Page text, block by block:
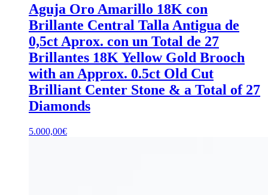
Aguja Oro Amarillo 18K con
Brillante Central Talla Antigua de
0,5ct Aprox. con un Total de 27
Brillantes 18K Yellow Gold Brooch
with an Approx. 0.5ct Old Cut
Brilliant Center Stone & a Total of 27
Diamonds
5.000,00€